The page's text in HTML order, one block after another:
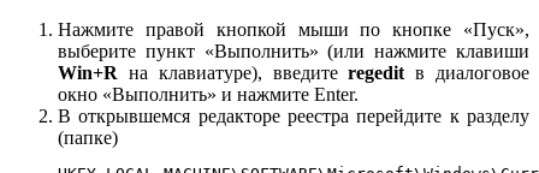
Нажмите правой кнопкой мыши по кнопке «Пуск»,
выберите пункт «Выполнить» (или нажмите клавиши
Win+R на клавиатуре), введитеregedit в диалоговое
окно «Выполнить» и нажмите Enter.
В открывшемся редакторе реестра перейдите к разделу
(папке)